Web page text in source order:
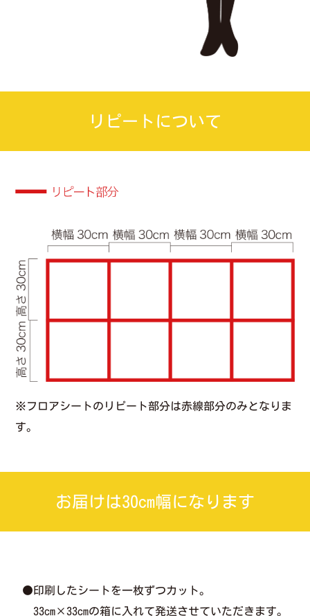
リピートについて
※フロアシートのリピート部分は赤線部分のみとなりま
す。
お届けは30cm幅になります
●印刷したシートを一枚ずつカット。
33cm×33cmの箱に入れて発送させていただきます。